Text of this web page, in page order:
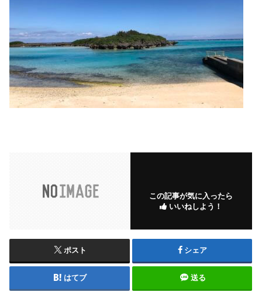
この記事が気に入ったら
いいねしよう！
ポスト シェア
はてブ 送る